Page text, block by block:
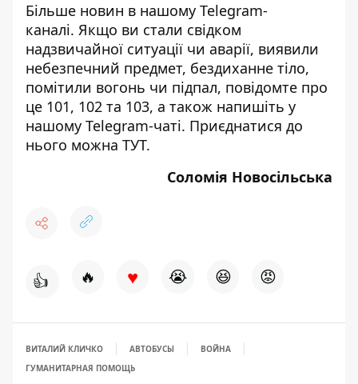
Більше новин в нашому Telegram-
каналі. Якщо ви стали свідком
надзвичайної ситуації чи аварії, виявили
небезпечний предмет, бездиханне тіло,
помітили вогонь чи підпал, повідомте про
це 101, 102 та 103, а також напишіть у
нашому Telegram-чаті. Приєднатися до
нього можна ТУТ.
Соломія Новосільська
👍 🔥 ♥ 😭 😆 😡
ВИТАЛИЙ КЛИЧКО АВТОБУСЫ
ВОЙНА
ГУМАНИТАРНАЯ ПОМОЩЬ